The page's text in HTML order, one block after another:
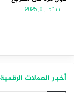
سبتمبر 8, 2025
أخبار العملات الرقمية